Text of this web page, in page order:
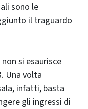
sono le
il traguardo
si esaurisce
Una volta
infatti, basta
gli ingressi di